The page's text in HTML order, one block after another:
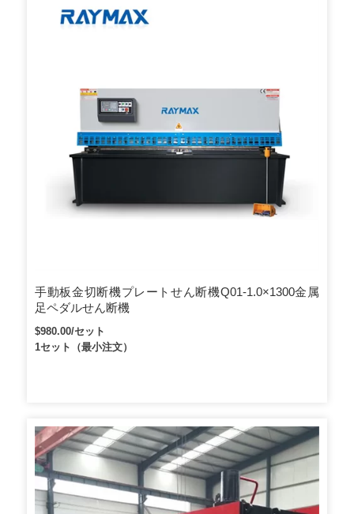
手動板金切断機プレートせん断機Q01-1.0×1300金属
足ペダルせん断機
$980.00/セット
1セット（最小注文）